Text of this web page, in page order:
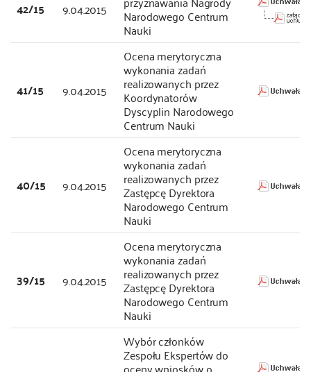
42/15 9.04.2015 Narodowego Centrum
Nauki
41/15 9.04.2015
Ocena merytoryczna
wykonania zadań
realizowanych przez
Koordynatorów
Dyscyplin Narodowego
Centrum Nauki
40/15 9.04.2015
Ocena merytoryczna
wykonania zadań
realizowanych przez
Zastępcę Dyrektora
Narodowego Centrum
Nauki
39/15 9.04.2015
Ocena merytoryczna
wykonania zadań
realizowanych przez
Zastępcę Dyrektora
Narodowego Centrum
Nauki
Wybór członków
Zespołu Ekspertów do